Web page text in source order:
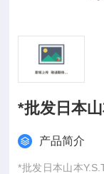
*批发日本
产品简介
*批发日本山本